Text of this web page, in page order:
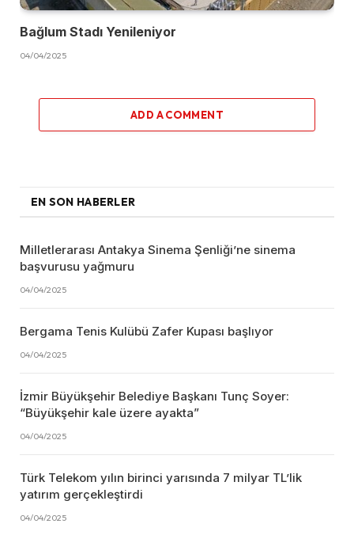
Bağlum Stadı Yenileniyor
04/04/2025
ADD A COMMENT
EN SON HABERLER
Milletlerarası Antakya Sinema Şenliği’ne sinema
başvurusu yağmuru
04/04/2025
Bergama Tenis Kulübü Zafer Kupası başlıyor
04/04/2025
İzmir Büyükşehir Belediye Başkanı Tunç Soyer:
“Büyükşehir kale üzere ayakta”
04/04/2025
Türk Telekom yılın birinci yarısında 7 milyar TL’lik
yatırım gerçekleştirdi
04/04/2025